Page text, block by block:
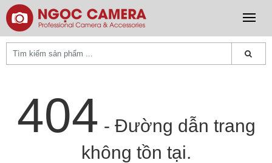
404 - Đường dẫn trang
không tồn tại.